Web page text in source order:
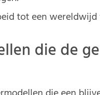
tot een
die de